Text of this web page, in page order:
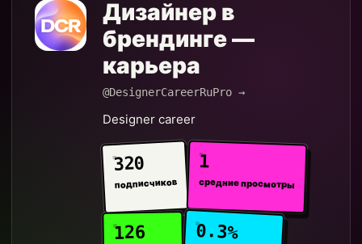
Дизайнер в
брендинге —
карьера
@DesignerCareerRuPro →
Designer career
320
подписчиков
1
средние просмотры
126 0.3%